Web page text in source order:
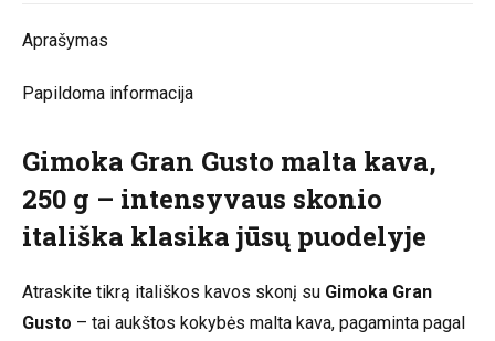
Aprašymas
Papildoma informacija
Gimoka Gran Gusto malta kava,
250 g – intensyvaus skonio
itališka klasika jūsų puodelyje
Atraskite tikrą itališkos kavos skonį su Gimoka Gran
Gusto – tai aukštos kokybės malta kava, pagaminta pagal